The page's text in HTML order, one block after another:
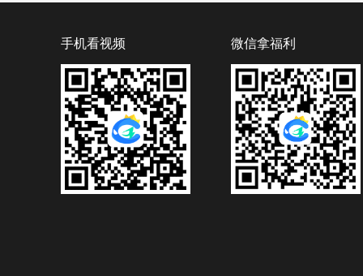
手机看视频 微信拿福利